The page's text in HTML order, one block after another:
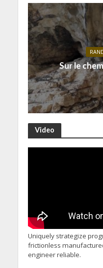
Sur le
Video
Uniquely strategize
frictionless
engineer reliable.